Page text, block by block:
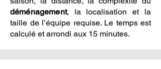
déménagement, la localisation et la
taille de l’équipe requise. Le temps est
calculé et arrondi aux 15 minutes.